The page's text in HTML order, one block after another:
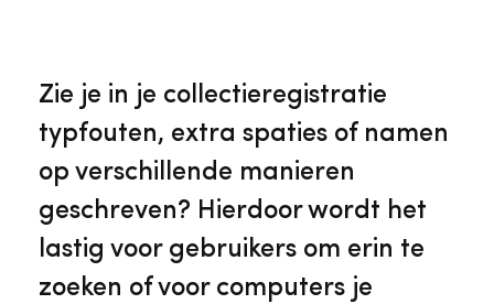
Collectiebeheer
Geschiedenis van Zuid-Holland
Ervenconsulent
Ons team
Over de Monumentenwacht
Voorpagina Monumentenwacht
Vacatures
Tarieven
Algemene voorwaarden
Zie je in je collectieregistratie
typfouten, extra spaties of namen
op verschillende manieren
geschreven? Hierdoor wordt het
lastig voor gebruikers om erin te
zoeken of voor computers je